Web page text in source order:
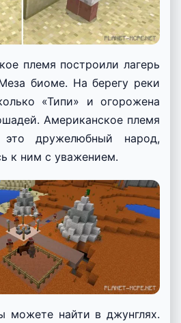
племя построили лагерь
биоме. На берегу реки
«Типи» и огорожена
Американское племя
дружелюбный народ,
к ним с уважением.
можете найти в джунглях.